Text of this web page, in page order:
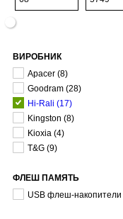
ВИРОБНИК
Apacer (8)
Goodram (28)
Hi-Rali (17)
Kingston (8)
Kioxia (4)
T&G (9)
ФЛЕШ ПАМЯТЬ
USB флеш-накопители